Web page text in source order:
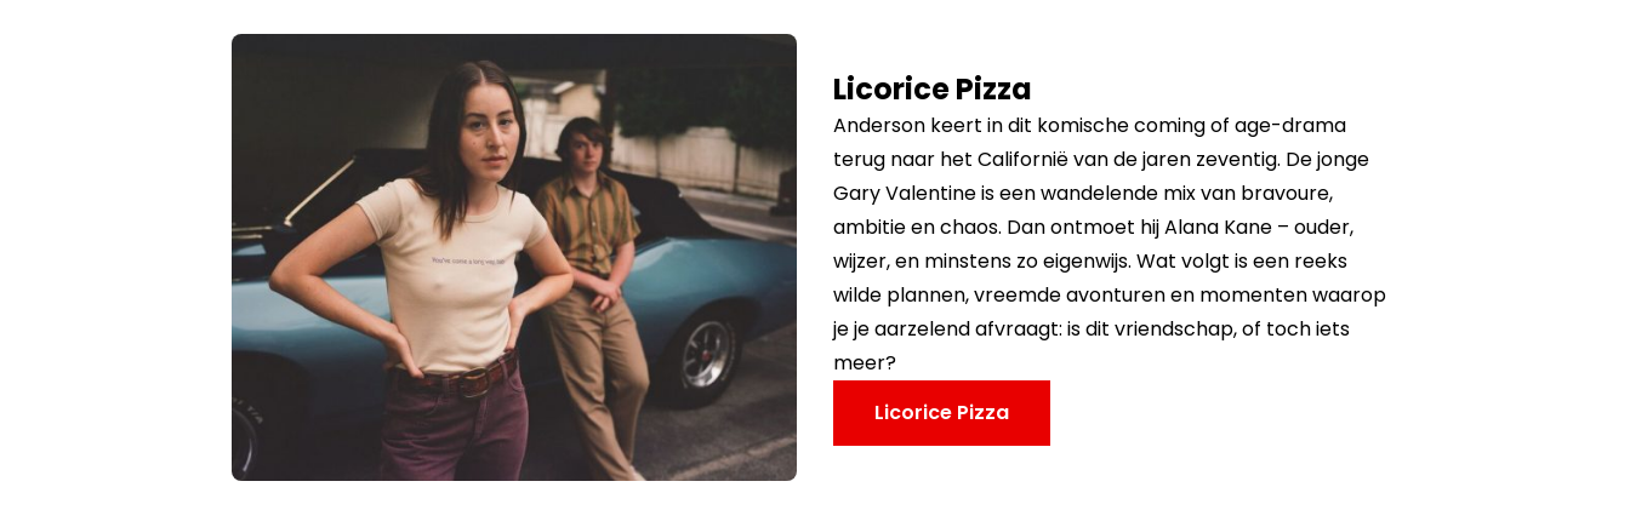
Licorice Pizza
Anderson keert in dit komische coming of age-drama
terug naar het Californië van de jaren zeventig. De jonge
Gary Valentine is een wandelende mix van bravoure,
ambitie en chaos. Dan ontmoet hij Alana Kane – ouder,
wijzer, en minstens zo eigenwijs. Wat volgt is een reeks
wilde plannen, vreemde avonturen en momenten waarop
je je aarzelend afvraagt: is dit vriendschap, of toch iets
meer?
Licorice Pizza